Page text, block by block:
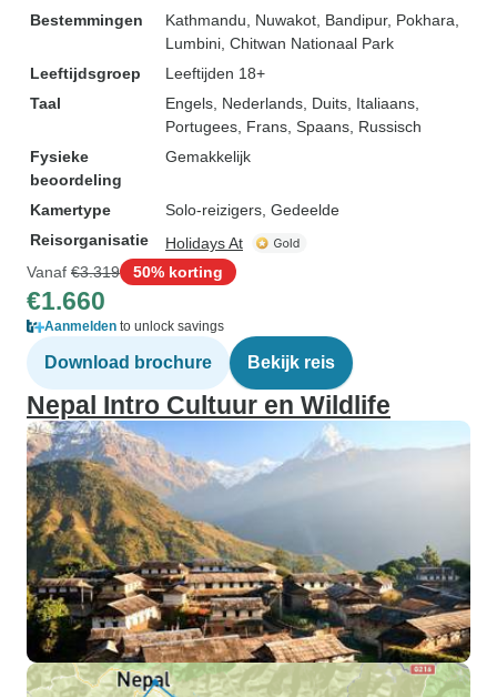
Bestemmingen
Kathmandu , Nuwakot , Bandipur, Pokhara
Lumbini , Chitwan Nationaal Park
Leeftijdsgroep
Leeftijden 18+
Taal
Engels, Nederlands, Duits, Italiaans,
Portugees, Frans, Spaans, Russisch
Fysieke
beoordeling
Gemakkelijk
Kamertype
Solo-reizigers, Gedeelde
Reisorganisatie
Holidays At
Vanaf €3.319 50% korting
€1.660
Aanmelden to unlock savings
Download brochure Bekijk reis
Nepal Intro Cultuur en Wildlife